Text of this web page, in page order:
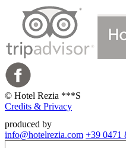
© Hotel Rezia ***S
Credits & Privacy
produced by
info@hotelrezia.com +39 0471